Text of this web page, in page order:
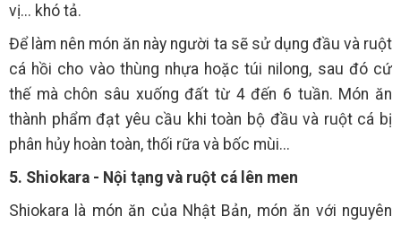
vị... khó tả.
Để làm nên món ăn này người ta sẽ sử dụng đầu và ruột
cá hồi cho vào thùng nhựa hoặc túi nilong, sau đó cứ
thế mà chôn sâu xuống đất từ 4 đến 6 tuần. Món ăn
thành phẩm đạt yêu cầu khi toàn bộ đầu và ruột cá bị
phân hủy hoàn toàn, thối rữa và bốc mùi...
5. Shiokara - Nội tạng và ruột cá lên men
Shiokara là món ăn của Nhật Bản, món ăn với nguyên